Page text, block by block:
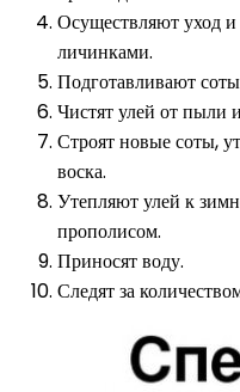
Осуществляют уход и
личинками.
Подготавливают
Чистят улей от пыли
Строят новые соты,
воска.
Утепляют улей к
прополисом.
Приносят воду.
Следят за